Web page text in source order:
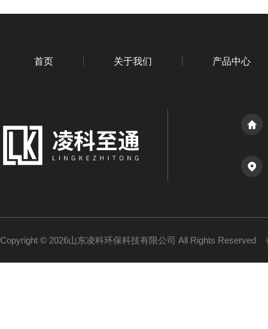
首页 关于我们 产品中心
Copyright © 2026山东凌科环保科技有限公司 All Rights Reserved